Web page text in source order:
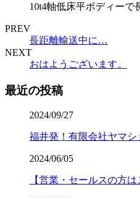
10t4軸低床平ボディー
PREV
長距離輸送中に…
NEXT
おはようございます。
最近の投稿
2024/09/27
福井発！有限会社ヤマ
2024/06/05
【営業・セールスの方は